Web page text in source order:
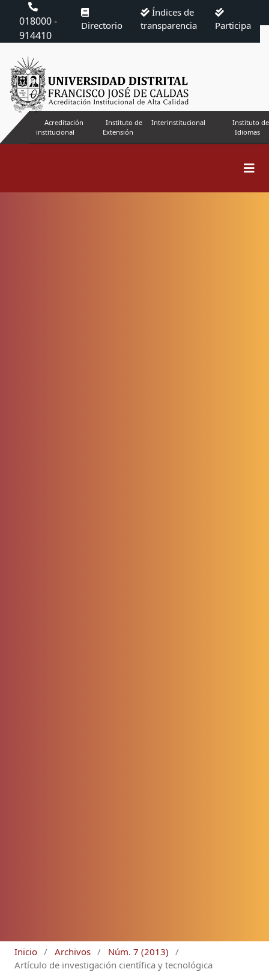
018000 -
914410
Directorio
Índices de
transparencia
Participa
Acreditación
institucional
Instituto de
Extensión
Interinstitucional
Instituto de
Idiomas
Inicio / Archivos / Núm. 7 (2013)
/
Artículo de investigación científica y tecnológica